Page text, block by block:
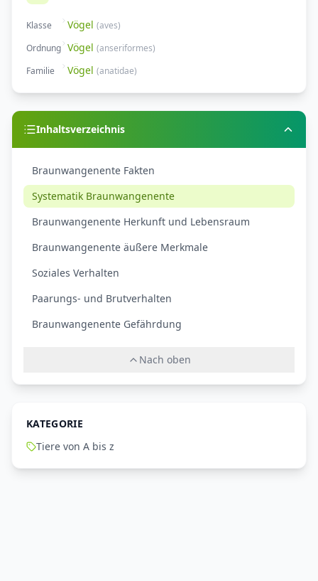
Klasse Vögel (aves)
Ordnung Vögel (anseriformes)
Familie
Vögel (anatidae)
Inhaltsverzeichnis
Braunwangenente Fakten
Systematik Braunwangenente
Braunwangenente Herkunft und Lebensraum
Braunwangenente äußere Merkmale
Soziales Verhalten
Paarungs- und Brutverhalten
Braunwangenente Gefährdung
Nach oben
KATEGORIE
Tiere von A bis z